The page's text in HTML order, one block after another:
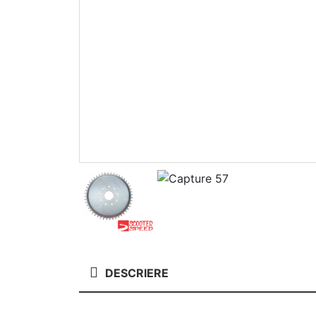
DESCRIERE